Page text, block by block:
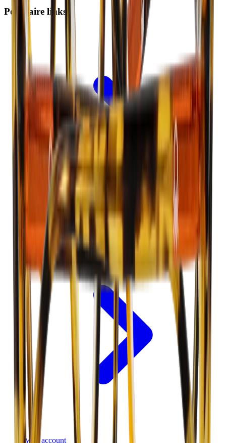
Populaire links
Verkopen op V&D
Mijn account